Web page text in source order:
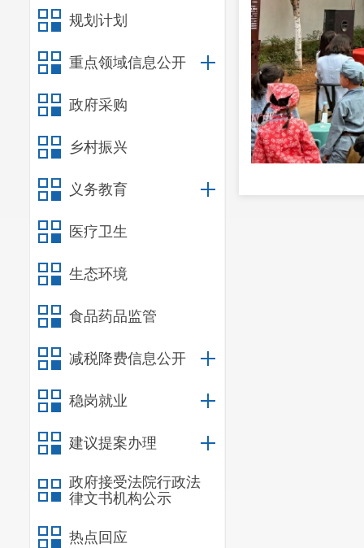
规划计划
重点领域信息公开
政府采购
乡村振兴
义务教育
医疗卫生
生态环境
食品药品监管
减税降费信息公开
稳岗就业
建议提案办理
政府接受法院行政法
律文书机构公示
热点回应